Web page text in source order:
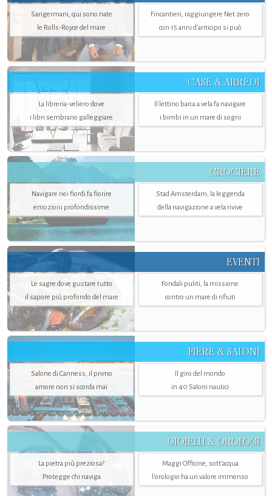
Sangermani, qui sono nate
le Rolls-Royce del mare
Fincantieri, raggiungere Net zero
con 15 anni d'anticipo si può
CASE & ARREDI
La libreria-veliero dove
i libri sembrano galleggiare
Il lettino barca a vela fa navigare
i bimbi in un mare di sogni
CROCIERE
Navigare nei fiordi fa fiorire
emozioni profondissime
Stad Amsterdam, la leggenda
della navigazione a vela rivive
EVENTI
Le sagre dove gustare tutto
il sapore più profondo del mare
Fondali puliti, la missione
contro un mare di rifiuti
FIERE & SALONI
Salone di Canness, il primo
amore non si scorda mai
Il giro del mondo
in 40 Saloni nautici
GIOIELLI & OROLOGI
La pietra più preziosa?
Protegge chi naviga
Maggi Officine, sott’acqua
l'orologio ha un valore immenso